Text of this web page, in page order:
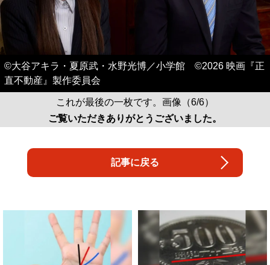
©大谷アキラ・夏原武・水野光博／小学館 ©2026 映画『正
直不動産』製作委員会
これが最後の一枚です。画像（6/6）
ご覧いただきありがとうございました。
記事に戻る